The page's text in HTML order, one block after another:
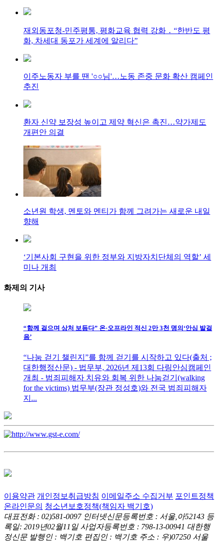
재외동포청-민주평통, 평화교육 협력 강화 ․ “한반도 평
화, 차세대 동포가 세계에 알리다”
이주노동자 부를 땐 '○○님'…노동 존중 문화 확산 캠페인
추진
환자 신약 보장성 높이고 제약 혁신은 촉진…약가제도
개편안 의결
소년원 학생, 멘토와 멘티가 함께 그려가는 새로운 내일
향해
‘기본사회 구현을 위한 정부와 지방자치단체의 역할’ 세
미나 개최
화제의 기사
“함께 걸으며 상처 보듬다” 온·오프라인 적신 2만 3천 명의‘안심 발걸
음’
“나눔 걷기 챌린지”를 함께 걷기를 시작하고 있다(출처 ;
대한행정산문) - 법무부, 2026년 제13회 다링안심캠페인
개최 - 범죄피해자 치유와 회복 위한 나눔걷기(walking
for the victims) 법무부(장관 정성호)와 전국 범죄피해자
지...
이용약관 개인정보취급방침 이메일주소 수집거부 포인트정책
온라인문의 청소년보호정책(책임자 백기호)
대표전화 : 02)581-0097 인터넷신문등록번호 : 서울,아52143 등
록일: 2019년02월11일 사업자등록번호 : 798-13-00941 대한행
정신문 발행인 : 백기호 편집인 : 백기호 주소 : 우)07250 서울